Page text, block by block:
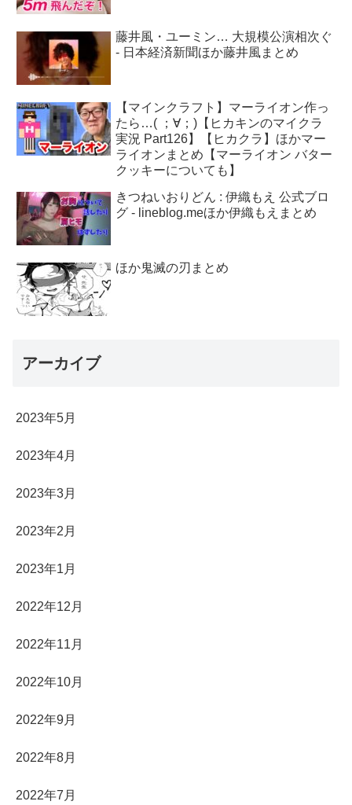
藤井風・ユーミン… 大規模公演相次ぐ
- 日本経済新聞ほか藤井風まとめ
【マインクラフト】マーライオン作っ
たら…( ；∀；)【ヒカキンのマイクラ
実況 Part126】【ヒカクラ】ほかマー
ライオンまとめ【マーライオン バター
クッキーについても】
きつねいおりどん : 伊織もえ 公式ブロ
グ - lineblog.meほか伊織もえまとめ
ほか鬼滅の刃まとめ
アーカイブ
2023年5月
2023年4月
2023年3月
2023年2月
2023年1月
2022年12月
2022年11月
2022年10月
2022年9月
2022年8月
2022年7月